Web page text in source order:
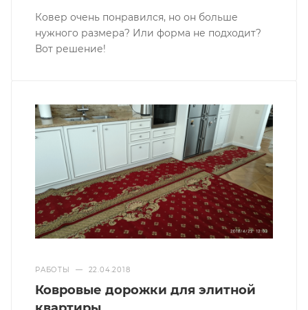
Ковер очень понравился, но он больше
нужного размера? Или форма не подходит?
Вот решение!
РАБОТЫ — 22.04.2018
Ковровые дорожки для элитной